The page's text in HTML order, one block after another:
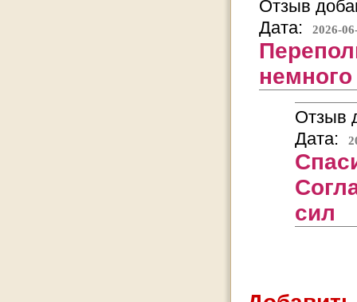
Отзыв
Дата:
2026-
Отзыв
Дата:
сил